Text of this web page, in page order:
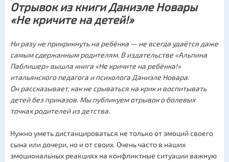
Отрывок из книги Даниэле Новары
«Не кричите на детей!»
Ни разу не прикрикнуть на ребёнка — не всегда удаётся даже
самым сдержанным родителям. В издательстве «Альпина
Паблишер» вышла книга «Не кричите на ребёнка!»
итальянского педагога и психолога Даниэле Новара.
Он рассказывает, как не срываться на крик и воспитывать
детей без приказов. Мы публикуем отрывок о болевых
точках родителей из детства.
Нужно уметь дистанцироваться не только от эмоций своего
сына или дочери, но и от своих. Очень часто в наших
эмоциональных реакциях на конфликтные ситуации важную